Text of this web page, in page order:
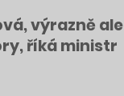
výrazně ale
říká ministr